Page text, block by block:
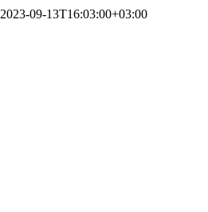
2023-09-13T16:03:00+03:00